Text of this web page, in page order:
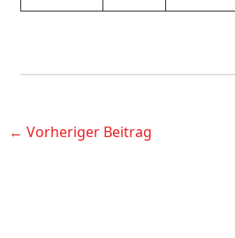
← Vorheriger Beitrag